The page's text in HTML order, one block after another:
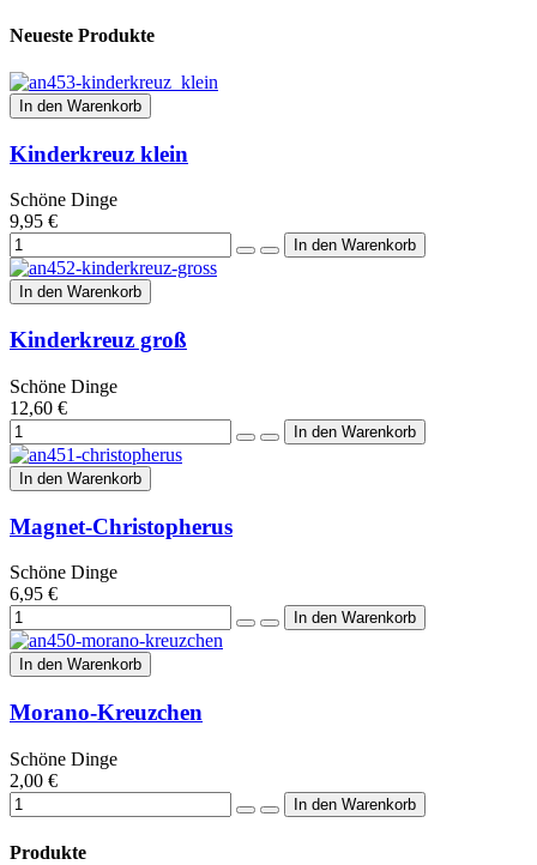
Neueste Produkte
In den Warenkorb
Kinderkreuz klein
Schöne Dinge
9,95 €
In den Warenkorb
Kinderkreuz groß
Schöne Dinge
12,60 €
In den Warenkorb
Magnet-Christopherus
Schöne Dinge
6,95 €
In den Warenkorb
Morano-Kreuzchen
Schöne Dinge
2,00 €
Produkte